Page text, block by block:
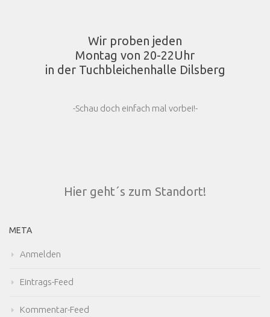
Wir proben jeden
Montag von 20-22Uhr
in der Tuchbleichenhalle Dilsberg
-Schau doch einfach mal vorbei!-
Hier geht´s zum Standort!
META
Anmelden
Eintrags-Feed
Kommentar-Feed